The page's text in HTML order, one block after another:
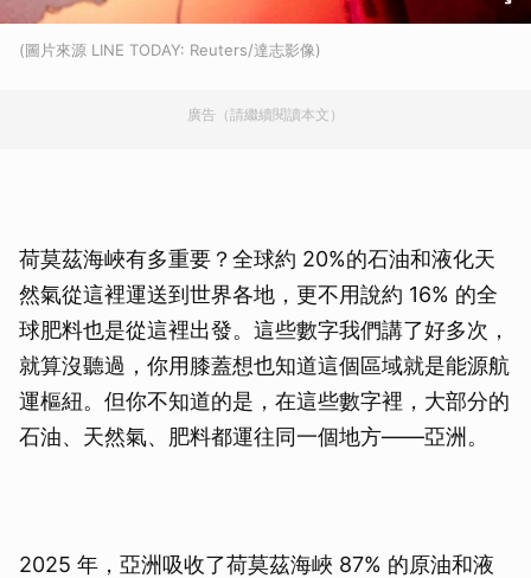
(圖片來源 LINE TODAY: Reuters/達志影像)
廣告（請繼續閱讀本文）
荷莫茲海峽有多重要？全球約 20%的石油和液化天
然氣從這裡運送到世界各地，更不用說約 16% 的全
球肥料也是從這裡出發。這些數字我們講了好多次，
就算沒聽過，你用膝蓋想也知道這個區域就是能源航
運樞紐。但你不知道的是，在這些數字裡，大部分的
石油、天然氣、肥料都運往同一個地方——亞洲。
2025 年，亞洲吸收了荷莫茲海峽 87% 的原油和液